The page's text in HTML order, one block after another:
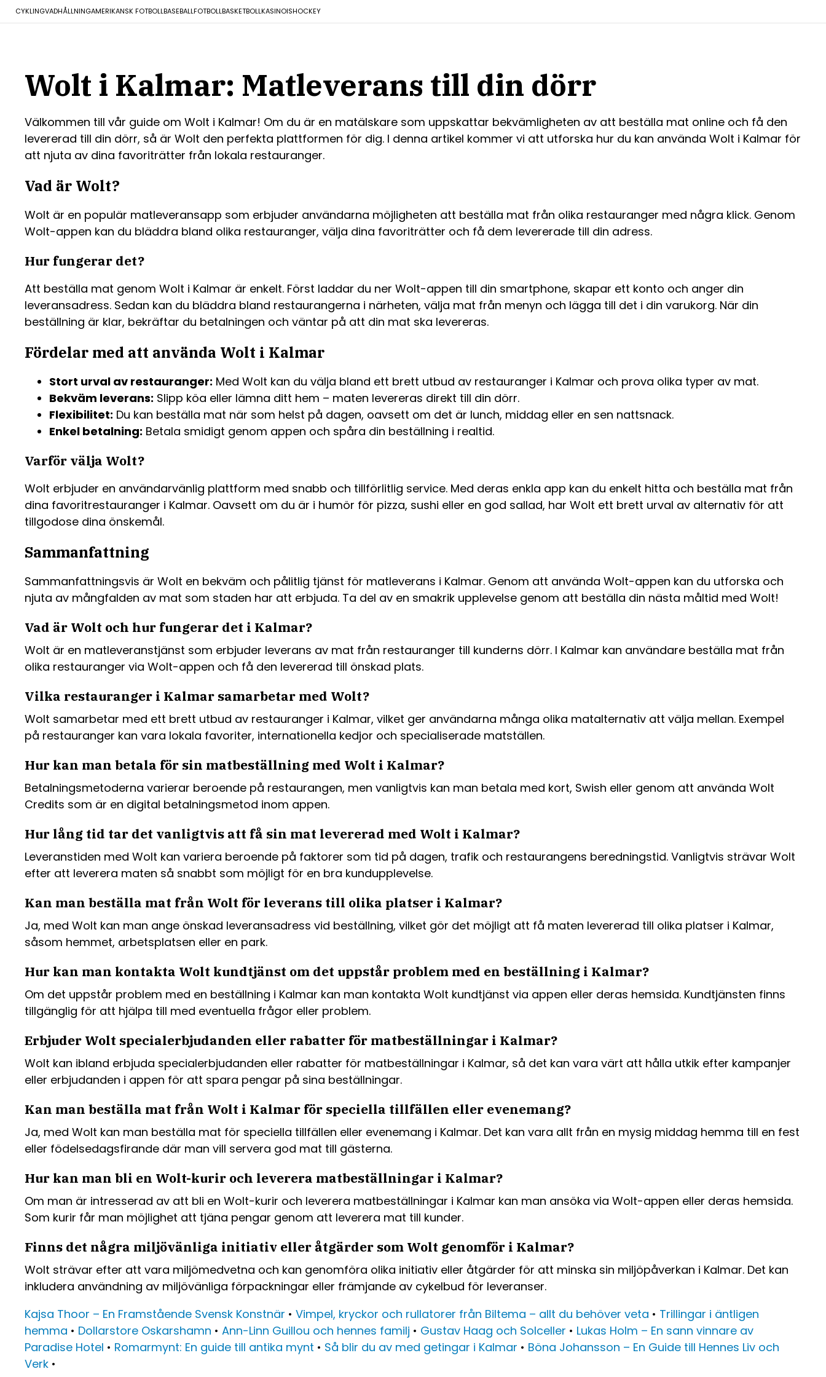
CYKLINGVADHÅLLNINGAMERIKANSK FOTBOLLBASEBALLFOTBOLLBASKETBOLLKASINOISHOCKEY
Wolt i Kalmar: Matleverans till din dörr
Välkommen till vår guide om Wolt i Kalmar! Om du är en matälskare som uppskattar bekvämligheten av att beställa mat online och få den
levererad till din dörr, så är Wolt den perfekta plattformen för dig. I denna artikel kommer vi att utforska hur du kan använda Wolt i Kalmar för
att njuta av dina favoriträtter från lokala restauranger.
Vad är Wolt?
Wolt är en populär matleveransapp som erbjuder användarna möjligheten att beställa mat från olika restauranger med några klick. Genom
Wolt-appen kan du bläddra bland olika restauranger, välja dina favoriträtter och få dem levererade till din adress.
Hur fungerar det?
Att beställa mat genom Wolt i Kalmar är enkelt. Först laddar du ner Wolt-appen till din smartphone, skapar ett konto och anger din
leveransadress. Sedan kan du bläddra bland restaurangerna i närheten, välja mat från menyn och lägga till det i din varukorg. När din
beställning är klar, bekräftar du betalningen och väntar på att din mat ska levereras.
Fördelar med att använda Wolt i Kalmar
Stort urval av restauranger: Med Wolt kan du välja bland ett brett utbud av restauranger i Kalmar och prova olika typer av mat.
Bekväm leverans: Slipp köa eller lämna ditt hem – maten levereras direkt till din dörr.
Flexibilitet: Du kan beställa mat när som helst på dagen, oavsett om det är lunch, middag eller en sen nattsnack.
Enkel betalning: Betala smidigt genom appen och spåra din beställning i realtid.
Varför välja Wolt?
Wolt erbjuder en användarvänlig plattform med snabb och tillförlitlig service. Med deras enkla app kan du enkelt hitta och beställa mat från
dina favoritrestauranger i Kalmar. Oavsett om du är i humör för pizza, sushi eller en god sallad, har Wolt ett brett urval av alternativ för att
tillgodose dina önskemål.
Sammanfattning
Sammanfattningsvis är Wolt en bekväm och pålitlig tjänst för matleverans i Kalmar. Genom att använda Wolt-appen kan du utforska och
njuta av mångfalden av mat som staden har att erbjuda. Ta del av en smakrik upplevelse genom att beställa din nästa måltid med Wolt!
Vad är Wolt och hur fungerar det i Kalmar?
Wolt är en matleveranstjänst som erbjuder leverans av mat från restauranger till kunderns dörr. I Kalmar kan användare beställa mat från
olika restauranger via Wolt-appen och få den levererad till önskad plats.
Vilka restauranger i Kalmar samarbetar med Wolt?
Wolt samarbetar med ett brett utbud av restauranger i Kalmar, vilket ger användarna många olika matalternativ att välja mellan. Exempel
på restauranger kan vara lokala favoriter, internationella kedjor och specialiserade matställen.
Hur kan man betala för sin matbeställning med Wolt i Kalmar?
Betalningsmetoderna varierar beroende på restaurangen, men vanligtvis kan man betala med kort, Swish eller genom att använda Wolt
Credits som är en digital betalningsmetod inom appen.
Hur lång tid tar det vanligtvis att få sin mat levererad med Wolt i Kalmar?
Leveranstiden med Wolt kan variera beroende på faktorer som tid på dagen, trafik och restaurangens beredningstid. Vanligtvis strävar Wolt
efter att leverera maten så snabbt som möjligt för en bra kundupplevelse.
Kan man beställa mat från Wolt för leverans till olika platser i Kalmar?
Ja, med Wolt kan man ange önskad leveransadress vid beställning, vilket gör det möjligt att få maten levererad till olika platser i Kalmar,
såsom hemmet, arbetsplatsen eller en park.
Hur kan man kontakta Wolt kundtjänst om det uppstår problem med en beställning i Kalmar?
Om det uppstår problem med en beställning i Kalmar kan man kontakta Wolt kundtjänst via appen eller deras hemsida. Kundtjänsten finns
tillgänglig för att hjälpa till med eventuella frågor eller problem.
Erbjuder Wolt specialerbjudanden eller rabatter för matbeställningar i Kalmar?
Wolt kan ibland erbjuda specialerbjudanden eller rabatter för matbeställningar i Kalmar, så det kan vara värt att hålla utkik efter kampanjer
eller erbjudanden i appen för att spara pengar på sina beställningar.
Kan man beställa mat från Wolt i Kalmar för speciella tillfällen eller evenemang?
Ja, med Wolt kan man beställa mat för speciella tillfällen eller evenemang i Kalmar. Det kan vara allt från en mysig middag hemma till en fest
eller födelsedagsfirande där man vill servera god mat till gästerna.
Hur kan man bli en Wolt-kurir och leverera matbeställningar i Kalmar?
Om man är intresserad av att bli en Wolt-kurir och leverera matbeställningar i Kalmar kan man ansöka via Wolt-appen eller deras hemsida.
Som kurir får man möjlighet att tjäna pengar genom att leverera mat till kunder.
Finns det några miljövänliga initiativ eller åtgärder som Wolt genomför i Kalmar?
Wolt strävar efter att vara miljömedvetna och kan genomföra olika initiativ eller åtgärder för att minska sin miljöpåverkan i Kalmar. Det kan
inkludera användning av miljövänliga förpackningar eller främjande av cykelbud för leveranser.
Kajsa Thoor – En Framstående Svensk Konstnär • Vimpel, kryckor och rullatorer från Biltema – allt du behöver veta • Trillingar i äntligen
hemma • Dollarstore Oskarshamn • Ann-Linn Guillou och hennes familj • Gustav Haag och Solceller • Lukas Holm – En sann vinnare av
Paradise Hotel • Romarmynt: En guide till antika mynt • Så blir du av med getingar i Kalmar • Böna Johansson – En Guide till Hennes Liv och
Verk •